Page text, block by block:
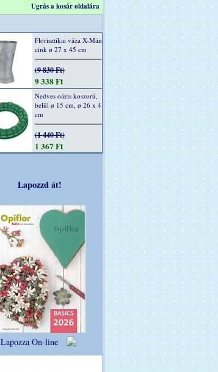
Ugrás a kosár oldalára
Florisztikai váza X-Män
cink ø 27 x 45 cm
(9 830 Ft)
9 338 Ft
Nedves oázis koszorú,
belül ø 15 cm, ø 26 x 4
cm
(1 440 Ft)
1 367 Ft
Lapozzd át!
Lapozza On-line